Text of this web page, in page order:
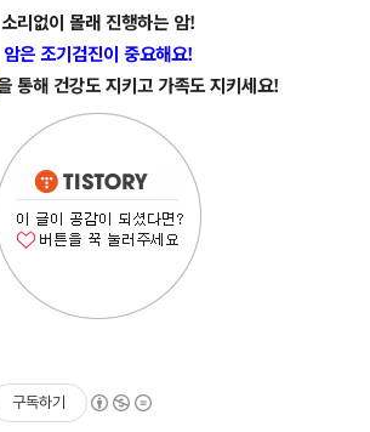
소리없이 몰래 진행하는 암!
암은 조기검진이 중요해요!
통해 건강도 지키고 가족도 지키세요!
구독하기